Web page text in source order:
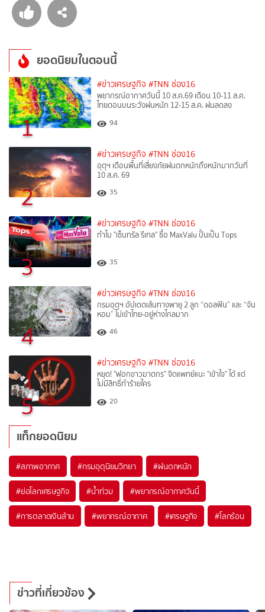
ยอดนิยมในตอนนี้
1
#ข่าวเศรษฐกิจ #TNN ช่อง16
พยากรณ์อากาศวันนี้ 10 ส.ค.69 เตือน 10-11 ส.ค.
ไทยตอนบนระวังฝนหนัก 12-15 ส.ค. ฝนลดลง
94
2
#ข่าวเศรษฐกิจ #TNN ช่อง16
อุตุฯ เตือนพื้นที่เสี่ยงภัยฝนตกหนักถึงหนักมากวันที่
10 ส.ค. 69
35
3
#ข่าวเศรษฐกิจ #TNN ช่อง16
ทำไม "เซ็นทรัล รีเทล" ซื้อ MaxValu ปั้นเป็น Tops
35
4
#ข่าวเศรษฐกิจ #TNN ช่อง16
กรมอุตุฯ อัปเดตเส้นทางพายุ 2 ลูก “ดอลฟิน” และ “จัน
หอม” ไม่เข้าไทย-อยู่ห่างไกลมาก
46
5
#ข่าวเศรษฐกิจ #TNN ช่อง16
หยุด! "ฟอกขาวฆาตกร" จิตแพทย์แนะ "เข้าใจ" ได้ แต่
ไม่มีสิทธิ์ทำร้ายใคร
20
แท็กยอดนิยม
#สภาพอากาศ #กรมอุตุนิยมวิทยา #ฝนตกหนัก
#ย่อโลกเศรษฐกิจ #น้ำท่วม #พยากรณ์อากาศวันนี้
#การตลาดเงินล้าน #พยากรณ์อากาศ #เศรษฐกิจ #โลกร้อน
ข่าวที่เกี่ยวข้อง